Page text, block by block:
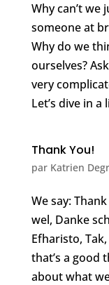
Why can’t we
someone at
Why do we
ourselves?
very
Let’s dive in
Thank You!
par Katrien
We say:
wel, Danke
Efharisto,
that’s a good
about what